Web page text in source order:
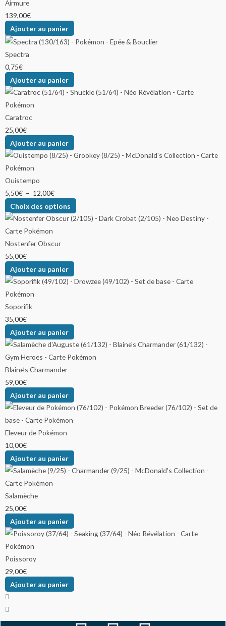
Airmure
139,00€
Ajouter au panier
Spectra
0,75€
Ajouter au panier
Caratroc
25,00€
Ajouter au panier
Ouistempo
5,50€ – 12,00€
Choix des options
Nostenfer Obscur
55,00€
Ajouter au panier
Soporifik
35,00€
Ajouter au panier
Blaine’s Charmander
59,00€
Ajouter au panier
Eleveur de Pokémon
10,00€
Ajouter au panier
Salamèche
25,00€
Ajouter au panier
Poissoroy
29,00€
Ajouter au panier